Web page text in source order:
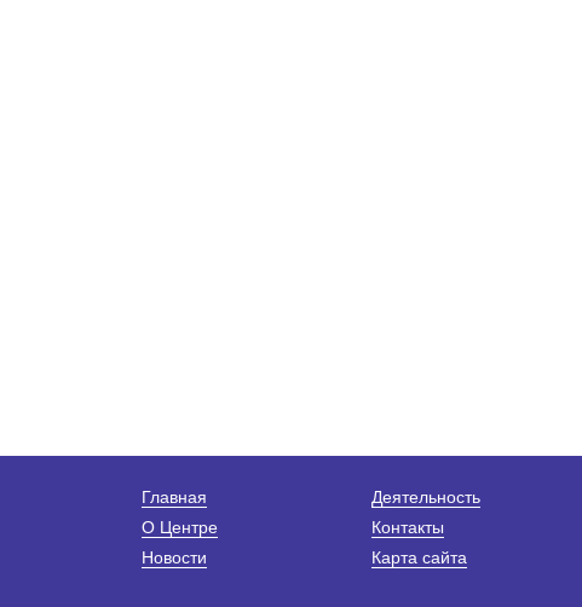
Главная
О Центре
Новости
Деятельность
Контакты
Карта сайта